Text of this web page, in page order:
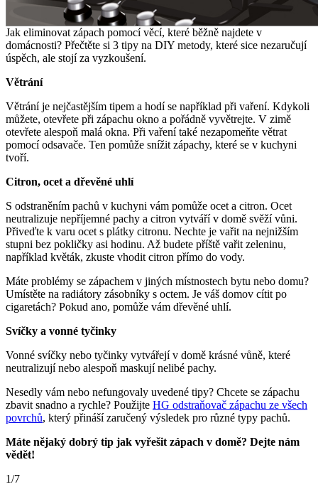
Jak eliminovat zápach pomocí věcí, které běžně najdete v
domácnosti? Přečtěte si 3 tipy na DIY metody, které sice nezaručují
úspěch, ale stojí za vyzkoušení.
Větrání
Větrání je nejčastějším tipem a hodí se například při vaření. Kdykoli
můžete, otevřete při zápachu okno a pořádně vyvětrejte. V zimě
otevřete alespoň malá okna. Při vaření také nezapomeňte větrat
pomocí odsavače. Ten pomůže snížit zápachy, které se v kuchyni
tvoří.
Citron, ocet a dřevěné uhlí
S odstraněním pachů v kuchyni vám pomůže ocet a citron. Ocet
neutralizuje nepříjemné pachy a citron vytváří v domě svěží vůni.
Přiveďte k varu ocet s plátky citronu. Nechte je vařit na nejnižším
stupni bez pokličky asi hodinu. Až budete příště vařit zeleninu,
například květák, zkuste vhodit citron přímo do vody.
Máte problémy se zápachem v jiných místnostech bytu nebo domu?
Umístěte na radiátory zásobníky s octem. Je váš domov cítit po
cigaretách? Pokud ano, pomůže vám dřevěné uhlí.
Svíčky a vonné tyčinky
Vonné svíčky nebo tyčinky vytvářejí v domě krásné vůně, které
neutralizují nebo alespoň maskují nelibé pachy.
Nesedly vám nebo nefungovaly uvedené tipy? Chcete se zápachu
zbavit snadno a rychle? Použijte HG odstraňovač zápachu ze všech
povrchů, který přináší zaručený výsledek pro různé typy pachů.
Máte nějaký dobrý tip jak vyřešit zápach v domě? Dejte nám
vědět!
1/7